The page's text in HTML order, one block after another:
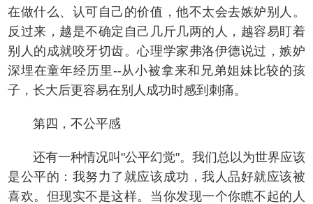
在做什么、认可自己的价值，他不太会去嫉妒别人。
反过来，越是不确定自己几斤几两的人，越容易盯着
别人的成就咬牙切齿。心理学家弗洛伊德说过，嫉妒
深埋在童年经历里--从小被拿来和兄弟姐妹比较的孩
子，长大后更容易在别人成功时感到刺痛。
第四，不公平感
还有一种情况叫"公平幻觉"。我们总以为世界应该
是公平的：我努力了就应该成功，我人品好就应该被
喜欢。但现实不是这样。当你发现一个你瞧不起的人